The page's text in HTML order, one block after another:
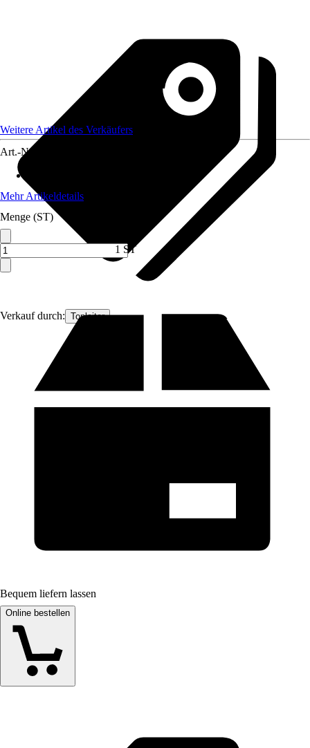
Verkauf durch: Topleiter
Weitere Artikel des Verkäufers
Art.-Nr.
Mehr Artikeldetails
Menge (ST)
1 ST
Bequem liefern lassen
Online bestellen